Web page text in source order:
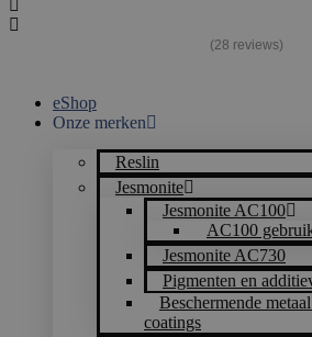
(28 reviews)
eShop
Onze merken
Reslin
Jesmonite
Jesmonite AC100
AC100
Jesmonite AC730
Pigmenten en
Beschermende
coatings